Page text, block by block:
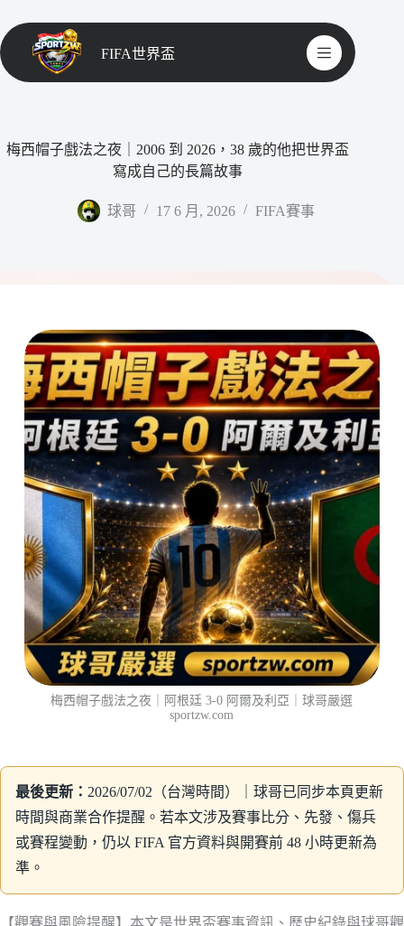
FIFA世界盃
梅西帽子戲法之夜｜2006 到 2026，38 歲的他把世界盃
寫成自己的長篇故事
球哥 17 6 月, 2026 FIFA賽事
梅西帽子戲法之夜｜阿根廷 3-0 阿爾及利亞｜球哥嚴選
sportzw.com
最後更新： 2026/07/02（台灣時間）｜球哥已同步本頁更新
時間與商業合作提醒。若本文涉及賽事比分、先發、傷兵
或賽程變動，仍以 FIFA 官方資料與開賽前 48 小時更新為
準。